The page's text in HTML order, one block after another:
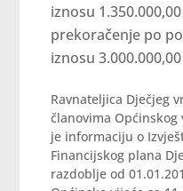
iznosu
prekoračenje po
iznosu
Ravnateljica Dječjeg
članovima
je informaciju o
Financijskog plana
razdoblje od